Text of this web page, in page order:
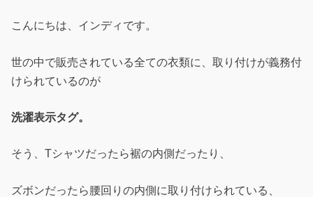
こんにちは、インディです。
世の中で販売されている全ての衣類に、取り付けが義務付
けられているのが
洗濯表示タグ。
そう、Tシャツだったら裾の内側だったり、
ズボンだったら腰回りの内側に取り付けられている、